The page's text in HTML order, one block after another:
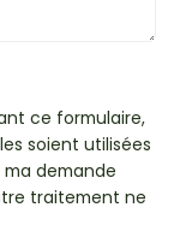
ce formulaire,
soient utilisées
demande
traitement ne